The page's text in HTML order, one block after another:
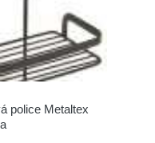
police Metaltex